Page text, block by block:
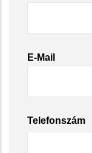
E-Mail
Telefonszám